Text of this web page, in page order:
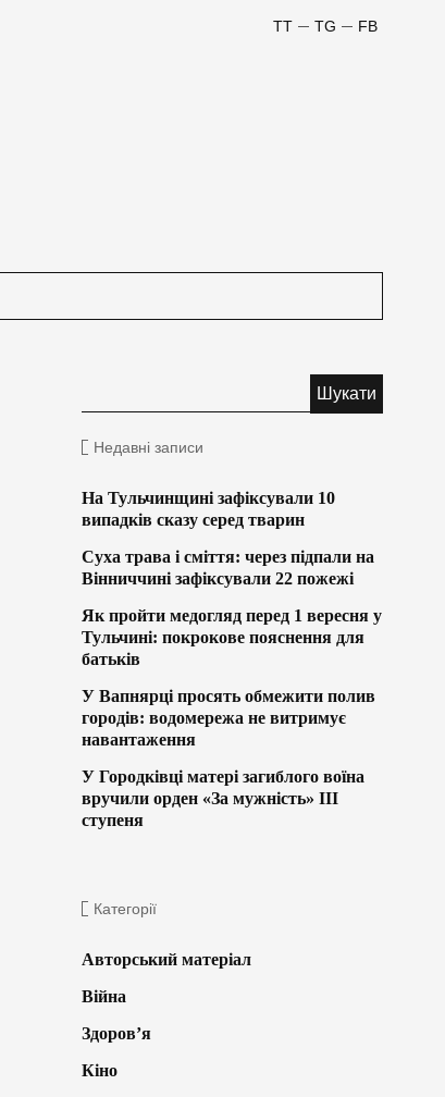
FB
TG
TT
Недавні записи
На Тульчинщині зафіксували 10
випадків сказу серед тварин
Суха трава і сміття: через підпали на
Вінниччині зафіксували 22 пожежі
Як пройти медогляд перед 1 вересня у
Тульчині: покрокове пояснення для
батьків
У Вапнярці просять обмежити полив
городів: водомережа не витримує
навантаження
У Городківці матері загиблого воїна
вручили орден «За мужність» ІІІ
ступеня
Категорії
Авторський матеріал
Війна
Здоров’я
Кіно